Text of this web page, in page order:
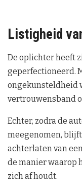
Listigheid
De oplichter heeft
geperfectioneerd.
ongekunsteldheid
vertrouwensband
Echter, zodra de
meegenomen,
achterlaten van
de manier waarop
zich af houdt.